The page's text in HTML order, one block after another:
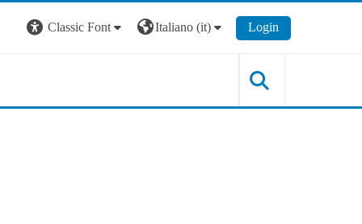
Classic Font
Italiano ‎(it)‎ Login